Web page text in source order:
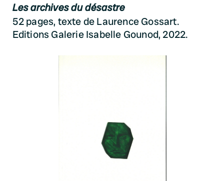
Les archives du désastre
52 pages, texte de Laurence Gossart.
Editions Galerie Isabelle Gounod, 2022.